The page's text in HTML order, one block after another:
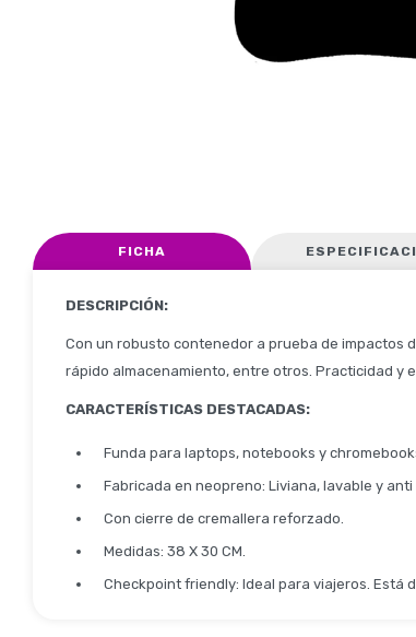
FICHA
DESCRIPCIÓN:
Con un robusto contenedor a prueba de impactos
rápido almacenamiento, entre otros. Practicidad y
CARACTERÍSTICAS DESTACADAS:
Funda para laptops, notebooks y
Fabricada en neopreno: Liviana, lavable y anti
Con cierre de cremallera reforzado.
Medidas: 38 X 30 CM.
Checkpoint friendly: Ideal para viajeros.